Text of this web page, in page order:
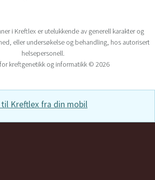
i Kreftlex er utelukkende av generell karakter og
eller undersøkelse og behandling, hos autorisert
helsepersonell.
kreftgenetikk og informatikk © 2026
til Kreftlex fra din mobil